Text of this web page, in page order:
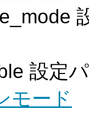
設定
モード